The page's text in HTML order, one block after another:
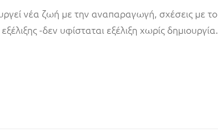
νέα ζωή με την αναπαραγωγή, σχέσεις με το
-δεν υφίσταται εξέλιξη χωρίς